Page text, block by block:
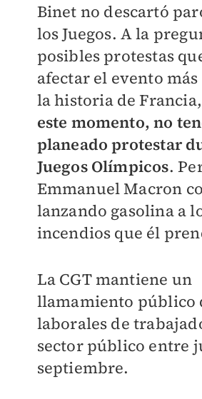
Binet no descartó
los Juegos. A la
posibles protestas
afectar el evento
la historia de
este momento, no
planeado protestar
Juegos Olímpicos.
Emmanuel Macron
lanzando gasolina a
incendios que él
La CGT mantiene un
llamamiento público
laborales de
sector público entre
septiembre.